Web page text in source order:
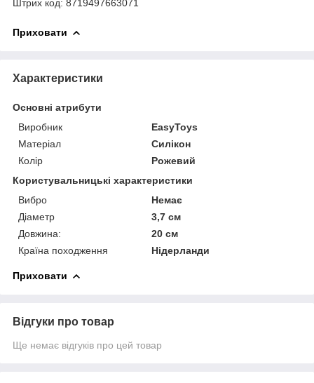
Штрих код: 8719497663071
Приховати
Характеристики
Основні атрибути
Виробник
EasyToys
Матеріал
Силікон
Колір
Рожевий
Користувальницькі характеристики
Вибро
Немає
Діаметр
3,7 см
Довжина:
20 см
Країна походження
Нідерланди
Приховати
Відгуки про товар
Ще немає відгуків про цей товар